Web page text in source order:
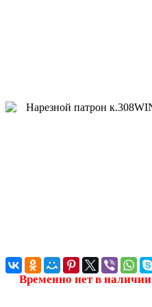
Временно нет в наличии